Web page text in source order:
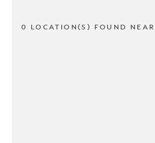
0 LOCATION(S) FOUND